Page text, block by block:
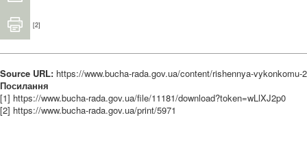
[2]
Source URL: https://www.bucha-rada.gov.ua/content/rishennya-vykonkomu-
Посилання
[1] https://www.bucha-rada.gov.ua/file/11181/download?token=wLlXJ2p0
[2] https://www.bucha-rada.gov.ua/print/5971